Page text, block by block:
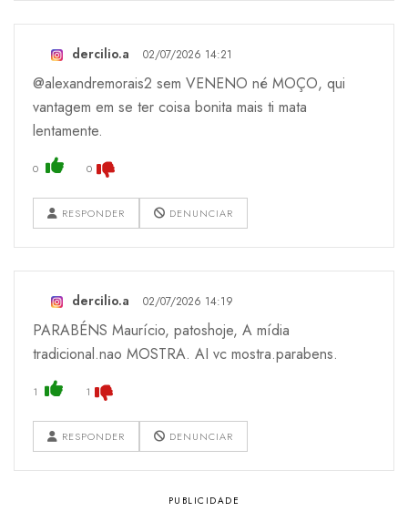
dercilio.a 02/07/2026 14:21
@alexandremorais2 sem VENENO né MOÇO, qui
vantagem em se ter coisa bonita mais ti mata
lentamente.
0 0
RESPONDER DENUNCIAR
dercilio.a 02/07/2026 14:19
PARABÉNS Maurício, patoshoje, A mídia
tradicional.nao MOSTRA. AI vc mostra.parabens.
1 1
RESPONDER DENUNCIAR